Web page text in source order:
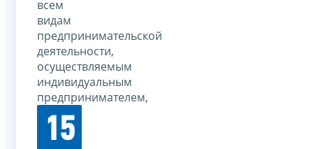
всем
видам
предпринимательской
деятельности,
осуществляемым
индивидуальным
предпринимателем,
15